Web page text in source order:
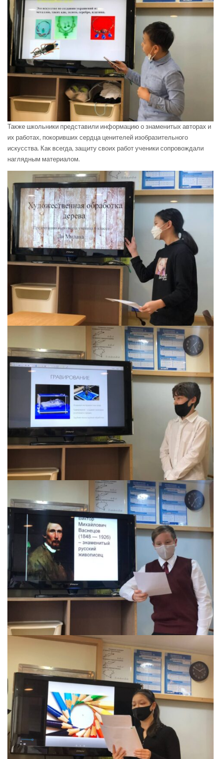
Также школьники представили информацию о знаменитых авторах и
их работах, покоривших сердца ценителей изобразительного
искусства. Как всегда, защиту своих работ ученики сопровождали
наглядным материалом.